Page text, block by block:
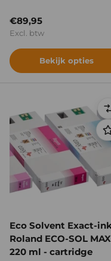
Reguliere prijs
€89,95
Excl. btw
Bekijk opties
Eco Solvent Exact-
Roland ECO-SOL
220 ml - cartridge